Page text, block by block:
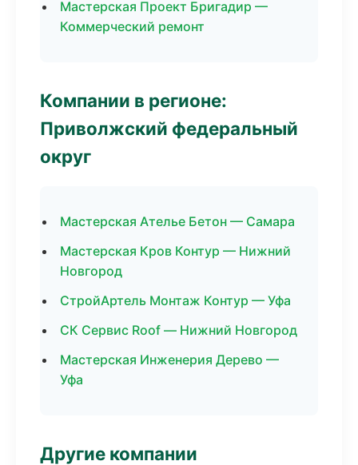
Мастерская Проект Бригадир —
Коммерческий ремонт
Компании в регионе:
Приволжский федеральный
округ
Мастерская Ателье Бетон — Самара
Мастерская Кров Контур — Нижний
Новгород
СтройАртель Монтаж Контур — Уфа
СК Сервис Roof — Нижний Новгород
Мастерская Инженерия Дерево —
Уфа
Другие компании